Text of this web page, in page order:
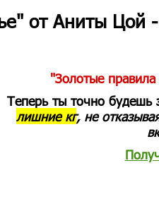
от Аниты Цой
"Золотые правила
Теперь ты точно будешь
лишние кг, не